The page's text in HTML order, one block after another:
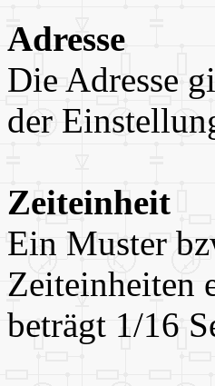
Adresse
Die Adresse
der
Zeiteinheit
Ein Muster
Zeiteinheiten
beträgt 1/16